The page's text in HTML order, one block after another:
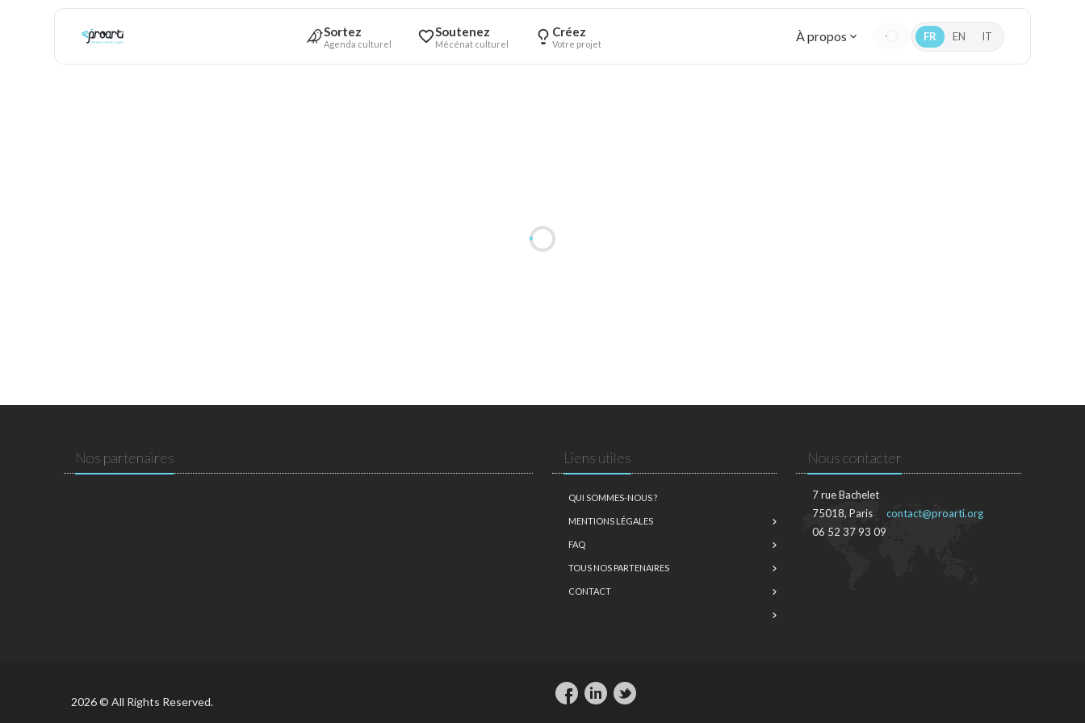
Sortez
Agenda culturel
Soutenez
Mécénat culturel
Créez
Votre projet À propos FR EN IT
Nos partenaires Liens utiles
QUI SOMMES-NOUS ?
MENTIONS LÉGALES
FAQ
TOUS NOS PARTENAIRES
CONTACT
Nous contacter
7 rue Bachelet
75018, Paris
06 52 37 93 09
contact@proarti.org
2026 © All Rights Reserved.